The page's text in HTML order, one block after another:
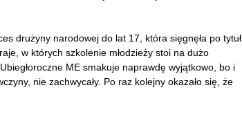
drużyny narodowej do lat 17, która sięgnęła po tytuł
w których szkolenie młodzieży stoi na dużo
ME smakuje naprawdę wyjątkowo, bo i
nie zachwycały. Po raz kolejny okazało się, że